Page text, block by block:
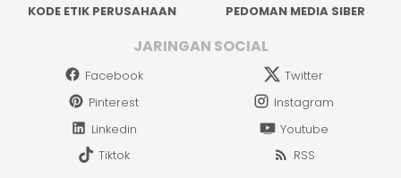
KODE ETIK PERUSAHAAN
PEDOMAN MEDIA SIBER
JARINGAN SOCIAL
Facebook
Twitter
Pinterest
Instagram
Linkedin
Youtube
Tiktok
RSS